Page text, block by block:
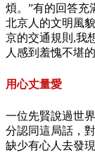
煩。”有的回答充
北京人的文明風
京的交通規則,我
人感到羞愧不堪的
用心丈量愛
一位先賢說過世
分認同這局話，
缺少有心人去發現